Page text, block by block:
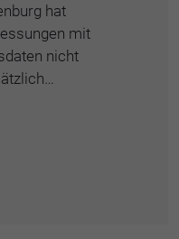
hat
mit
nicht